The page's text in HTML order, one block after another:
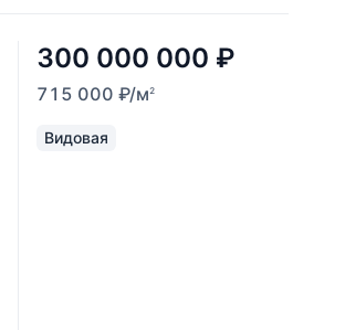
300 000 000 ₽
715 000 ₽/м2
Видовая